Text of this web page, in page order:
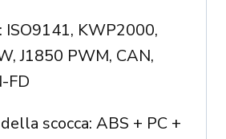
KWP2000,
J1850 PWM, CAN,
FD
scocca: ABS + PC +